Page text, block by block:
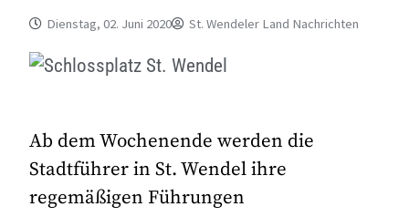
Dienstag, 02. Juni 2020 St. Wendeler Land Nachrichten
Ab dem Wochenende werden die
Stadtführer in St. Wendel ihre
regemäßigen Führungen